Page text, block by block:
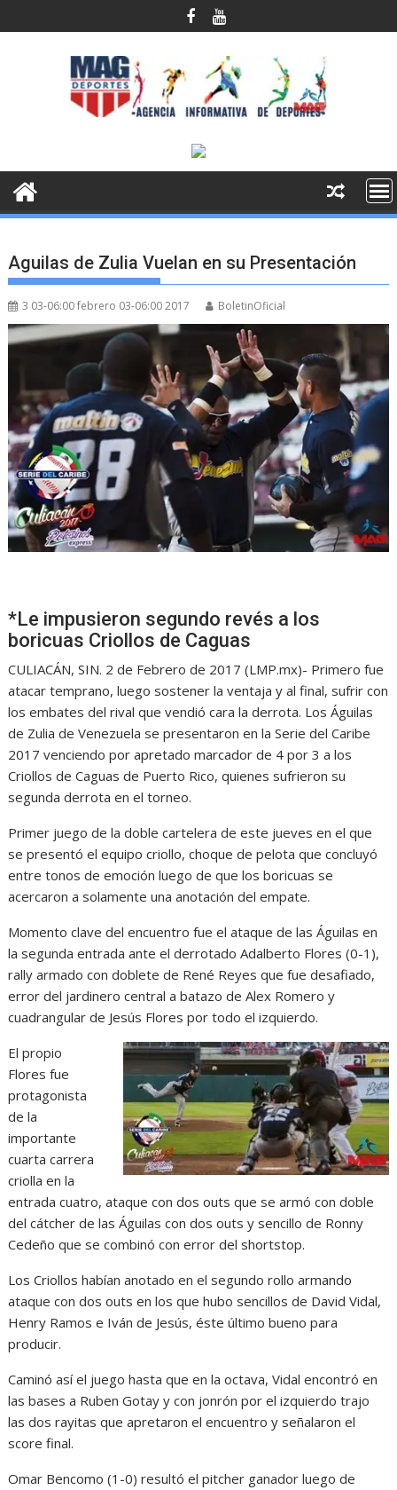
al
Aguilas de Zulia Vuelan en su Presentación
3 03-06:00 febrero 03-06:00 2017 BoletinOficial
*Le impusieron segundo revés a los
boricuas Criollos de Caguas
CULIACÁN, SIN. 2 de Febrero de 2017 (LMP.mx)- Primero fue
atacar temprano, luego sostener la ventaja y al final, sufrir con
los embates del rival que vendió cara la derrota. Los Águilas
de Zulia de Venezuela se presentaron en la Serie del Caribe
2017 venciendo por apretado marcador de 4 por 3 a los
Criollos de Caguas de Puerto Rico, quienes sufrieron su
segunda derrota en el torneo.
Primer juego de la doble cartelera de este jueves en el que
se presentó el equipo criollo, choque de pelota que concluyó
entre tonos de emoción luego de que los boricuas se
acercaron a solamente una anotación del empate.
Momento clave del encuentro fue el ataque de las Águilas en
la segunda entrada ante el derrotado Adalberto Flores (0-1),
rally armado con doblete de René Reyes que fue desafiado,
error del jardinero central a batazo de Alex Romero y
cuadrangular de Jesús Flores por todo el izquierdo.
El propio
Flores fue
protagonista
de la
importante
cuarta carrera
criolla en la
entrada cuatro, ataque con dos outs que se armó con doble
del cátcher de las Águilas con dos outs y sencillo de Ronny
Cedeño que se combinó con error del shortstop.
Los Criollos habían anotado en el segundo rollo armando
ataque con dos outs en los que hubo sencillos de David Vidal,
Henry Ramos e Iván de Jesús, éste último bueno para
producir.
Caminó así el juego hasta que en la octava, Vidal encontró en
las bases a Ruben Gotay y con jonrón por el izquierdo trajo
las dos rayitas que apretaron el encuentro y señalaron el
score final.
Omar Bencomo (1-0) resultó el pitcher ganador luego de